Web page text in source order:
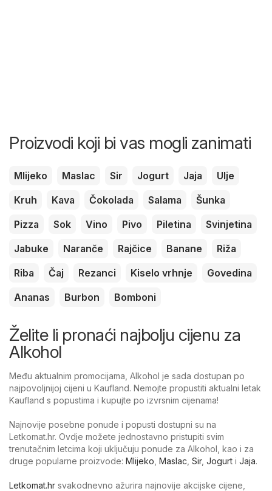
Proizvodi koji bi vas mogli zanimati
Mlijeko Maslac Sir Jogurt Jaja
Ulje
Kruh
Kava Čokolada Salama
Šunka
Pizza
Sok Vino Pivo Piletina
Svinjetina
Jabuke
Naranče Rajčice Banane
Riža
Riba
Čaj Rezanci Kiselo vrhnje
Govedina
Ananas
Burbon Bomboni
Želite li pronaći najbolju cijenu za
Alkohol
Među aktualnim promocijama, Alkohol je sada dostupan po
najpovoljnijoj cijeni u Kaufland. Nemojte propustiti aktualni letak
Kaufland s popustima i kupujte po izvrsnim cijenama!
Najnovije posebne ponude i popusti dostupni su na
Letkomat.hr. Ovdje možete jednostavno pristupiti svim
trenutačnim letcima koji uključuju ponude za Alkohol, kao i za
druge popularne proizvode: Mlijeko Maslac Sir, Jogurt i Jaja.
Letkomat.hr svakodnevno ažurira najnovije akcijske cijene,